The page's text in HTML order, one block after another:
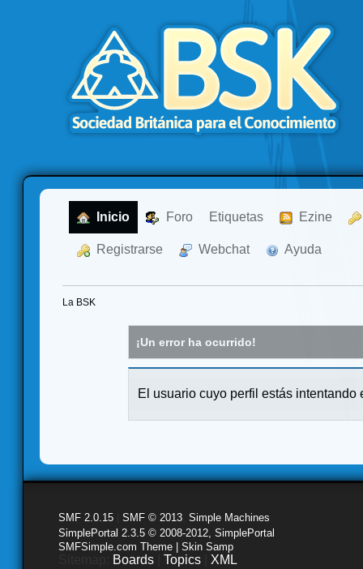
Inicio Foro Etiquetas Ezine
Registrarse Webchat Ayuda
La BSK
¡Un error ha ocurrido!
El usuario cuyo perfil estás intentando
SMF 2.0.15 SMF © 2013 Simple Machines
SimplePortal 2.3.5 © 2008-2012, SimplePortal
SMFSimple.com Theme | Skin Samp
Boards Topics XML